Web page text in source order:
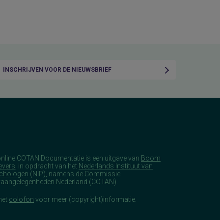
INSCHRIJVEN VOOR DE NIEUWSBRIEF
COTAN Documentatie is een uitgave van Boom
, in opdracht van het Nederlands Instituut van
(NIP), namens de Commissie
Nederland (COTAN).
colofon voor meer (copyright)informatie.